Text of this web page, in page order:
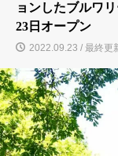
ョンしたブルワ
23日オープン
2022.09.23 / 最終更